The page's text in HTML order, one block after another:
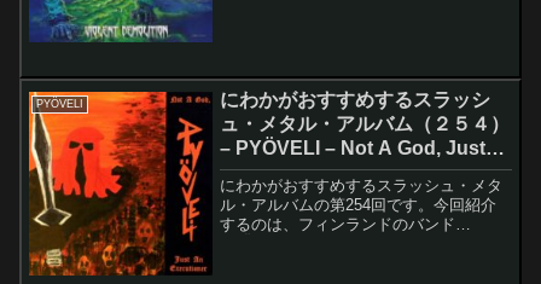
PYÖVELI
にわかがおすすめするスラッシ
ュ・メタル・アルバム（２５４）
– PYÖVELI – Not A God, Just
An Executioner
にわかがおすすめするスラッシュ・メタ
ル・アルバムの第254回です。今回紹介
するのは、フィンランドのバンド